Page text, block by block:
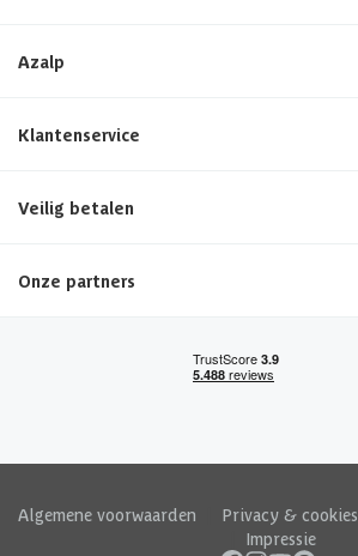
Azalp
Klantenservice
Veilig betalen
Onze partners
Algemene voorwaarden Privacy & cookies
Impressie